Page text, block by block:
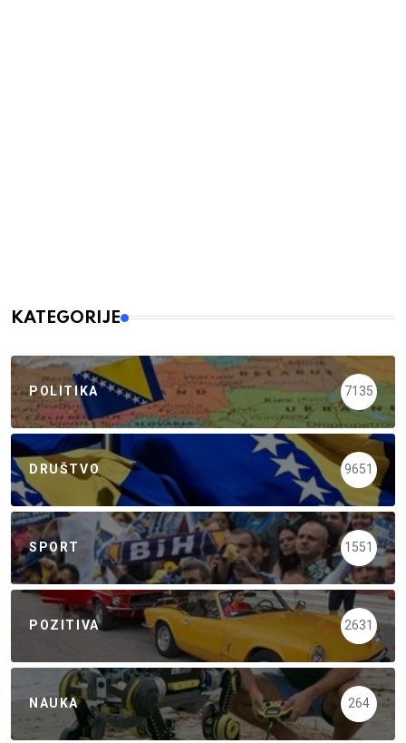
KATEGORIJE
POLITIKA 7135
DRUŠTVO 9651
SPORT 1551
POZITIVA 2631
NAUKA 264